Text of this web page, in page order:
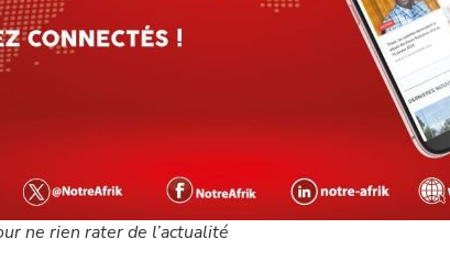
ne rien rater de l’actualité